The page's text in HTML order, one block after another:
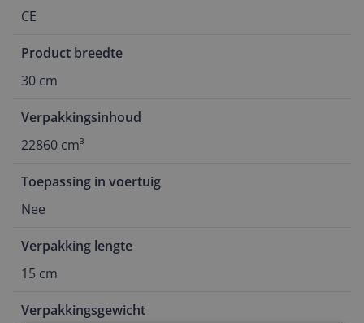
CE
Product breedte
30 cm
Verpakkingsinhoud
22860 cm³
Toepassing in voertuig
Nee
Verpakking lengte
15 cm
Verpakkingsgewicht